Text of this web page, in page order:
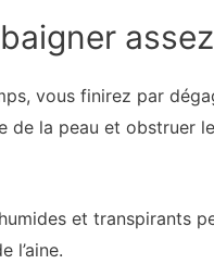
vous finirez par
de la peau et obstruer
et transpirants
l’aine.